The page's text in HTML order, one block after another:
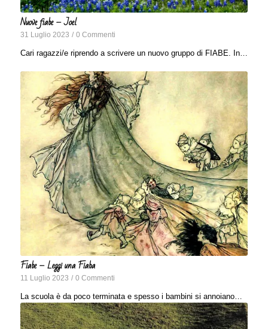
Nuove fiabe – Joel
31 Luglio 2023 / 0 Commenti
Cari ragazzi/e riprendo a scrivere un nuovo gruppo di FIABE. In…
Fiabe – Leggi una Fiaba
11 Luglio 2023 / 0 Commenti
La scuola è da poco terminata e spesso i bambini si annoiano…